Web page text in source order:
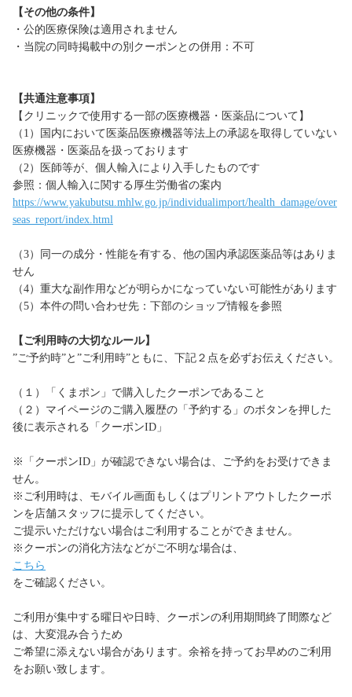
【その他の条件】
・公的医療保険は適用されません
・当院の同時掲載中の別クーポンとの併用：不可
【共通注意事項】
【クリニックで使用する一部の医療機器・医薬品について】
（1）国内において医薬品医療機器等法上の承認を取得していない
医療機器・医薬品を扱っております
（2）医師等が、個人輸入により入手したものです
参照：個人輸入に関する厚生労働省の案内
https://www.yakubutsu.mhlw.go.jp/individualimport/health_damage/over
seas_report/index.html
（3）同一の成分・性能を有する、他の国内承認医薬品等はありま
せん
（4）重大な副作用などが明らかになっていない可能性があります
（5）本件の問い合わせ先：下部のショップ情報を参照
【ご利用時の大切なルール】
”ご予約時”と”ご利用時”ともに、下記２点を必ずお伝えください。
（１）「くまポン」で購入したクーポンであること
（２）マイページのご購入履歴の「予約する」のボタンを押した
後に表示される「クーポンID」
※「クーポンID」が確認できない場合は、ご予約をお受けできま
せん。
※ご利用時は、モバイル画面もしくはプリントアウトしたクーポ
ンを店舗スタッフに提示してください。
ご提示いただけない場合はご利用することができません。
※クーポンの消化方法などがご不明な場合は、
こちら
をご確認ください。
ご利用が集中する曜日や日時、クーポンの利用期間終了間際など
は、大変混み合うため
ご希望に添えない場合があります。余裕を持ってお早めのご利用
をお願い致します。